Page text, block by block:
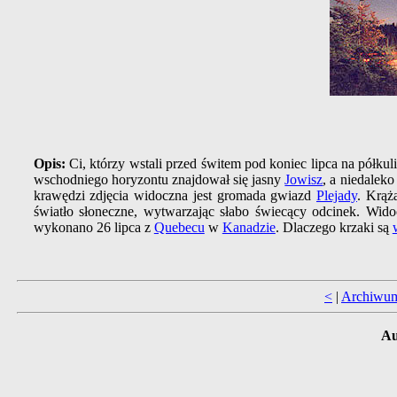
Opis: Ci, którzy wstali przed świtem pod koniec lipca na
wschodniego horyzontu znajdował się jasnyJowisz, a
krawędzi zdjęcia widoczna jest gromada gwiazd Plejady.
światło słoneczne, wytwarzając słabo świecący odcinek.
wykonano 26 lipca z Quebecu w Kanadzie. Dlaczego krzaki są
< |